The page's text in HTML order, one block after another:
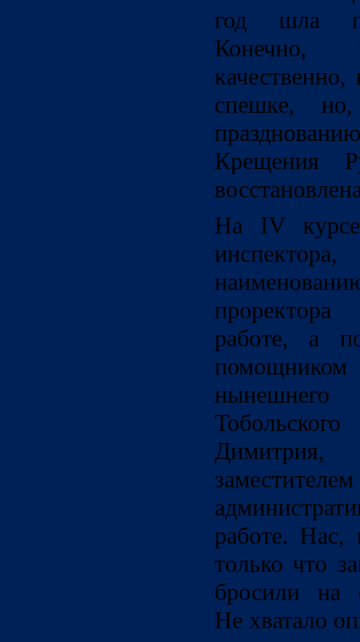
год шла
Конечно,
спешке,
Крещения
На IV
работе, а
помощником
работе. Нас,
только что
бросили на
Не хватало